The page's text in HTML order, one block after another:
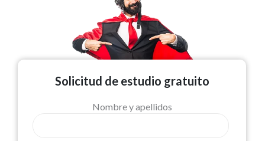
Solicitud de estudio gratuito
Nombre y apellidos